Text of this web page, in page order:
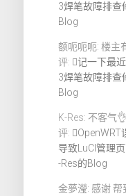
3焊笔故障排查
Blog
额呃呃呃: 楼主
评:
记一下最
3焊笔故障排查
Blog
K-Res: 不客气👌
评:
OpenWRT
导致LuCI管理
-Res的Blog
金夢瀅: 感谢 帮